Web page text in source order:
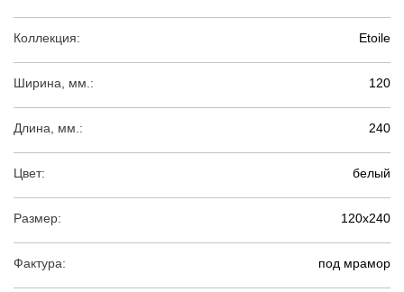
Коллекция: Etoile
Ширина, мм.: 120
Длина, мм.: 240
Цвет: белый
Размер: 120х240
Фактура: под мрамор